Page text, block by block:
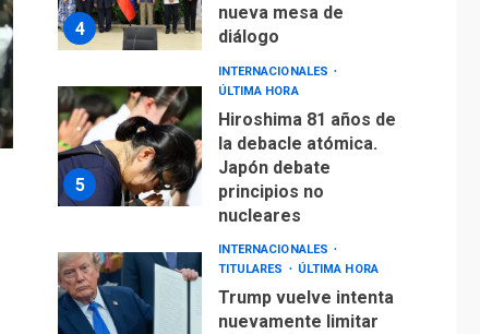
4
nueva mesa de
diálogo
5
INTERNACIONALES
ÚLTIMA HORA
Hiroshima 81 años de
la debacle atómica.
Japón debate
principios no
nucleares
INTERNACIONALES
TITULARES
ÚLTIMA HORA
Trump vuelve intenta
nuevamente limitar